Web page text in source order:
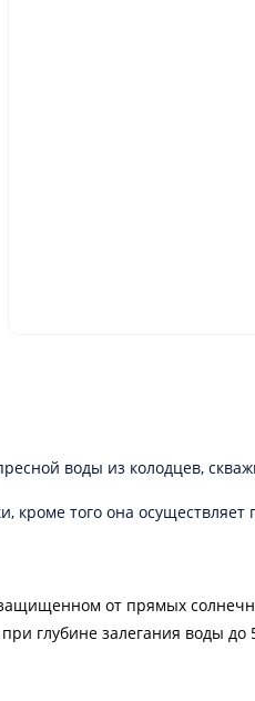
воды из колодцев,
кроме того она
от прямых
глубине залегания воды до